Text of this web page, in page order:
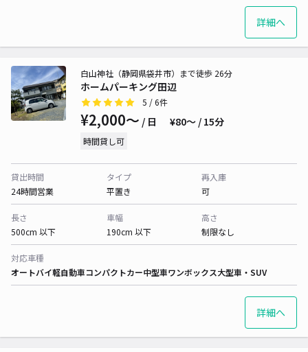
詳細へ
ホームパーキング田辺
白山神社（静岡県袋井市）まで徒歩 26分
5 / 6件
¥2,000〜 / 日 ¥80〜 / 15分
時間貸し可
貸出時間
24時間営業
タイプ
平置き
再入庫
可
長さ
500cm 以下
車幅
190cm 以下
高さ
制限なし
対応車種
オートバイ軽自動車コンパクトカー中型車ワンボックス大型車・SUV
詳細へ